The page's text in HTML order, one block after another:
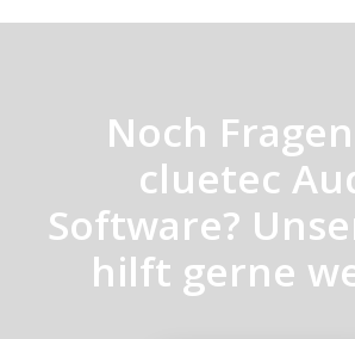
Noch
cluetec
Software?
hilft gerne